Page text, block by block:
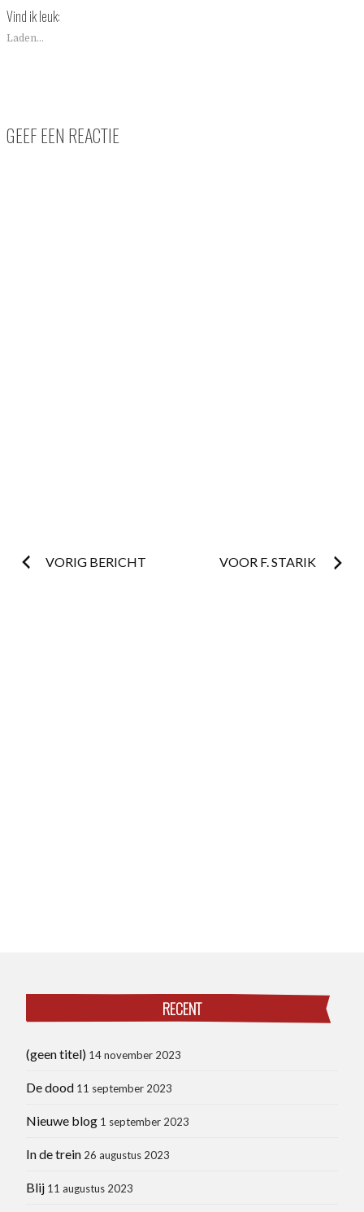
Vind ik leuk:
Laden...
GEEF EEN REACTIE
Postnavigatie
VORIG BERICHT VOOR F. STARIK
RECENT
(geen titel) 14 november 2023
De dood 11 september 2023
Nieuwe blog 1 september 2023
In de trein 26 augustus 2023
Blij 11 augustus 2023